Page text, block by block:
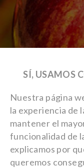
SÍ, USAMOS
Nuestra página
la experiencia de
mantener el
funcionalidad de
explicamos por
queremos